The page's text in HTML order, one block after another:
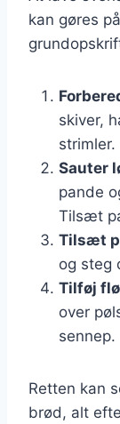
kan gøres
skiver,
strimler.
Sauter
pande
Tilsæt
Tilsæt
og steg
Tilføj
over
Retten kan
brød, alt